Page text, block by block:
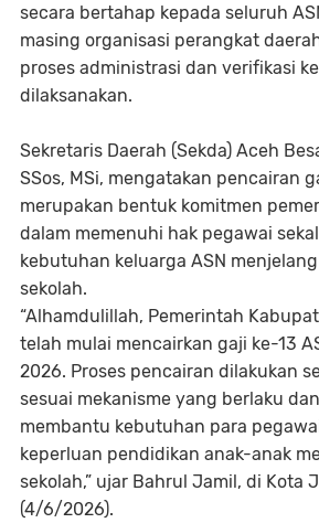
secara bertahap kepada seluruh
masing organisasi perangkat
proses administrasi dan verifikasi
dilaksanakan.
Sekretaris Daerah (Sekda) Aceh
SSos, MSi, mengatakan pencairan
merupakan bentuk komitmen
dalam memenuhi hak pegawai
kebutuhan keluarga ASN
sekolah.
“Alhamdulillah, Pemerintah
telah mulai mencairkan gaji ke-13
2026. Proses pencairan dilakukan
sesuai mekanisme yang berlaku
membantu kebutuhan para
keperluan pendidikan anak-anak
sekolah,” ujar Bahrul Jamil, di Kota
(4/6/2026).